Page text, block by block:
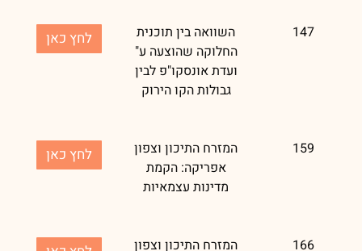
147
השוואה בין תוכנית
החלוקה שהוצעה ע"
ועדת אונסקו"פ לבין
גבולות הקו הירוק
לחץ כאן
159
המזרח התיכון וצפון
אפריקה: הקמת
מדינות עצמאיות
לחץ כאן
166 המזרח התיכון וצפון